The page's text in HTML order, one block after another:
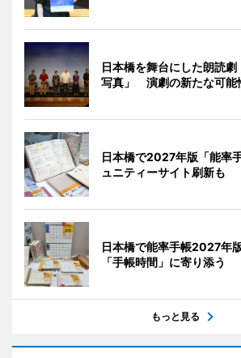
日本橋を舞台にした朗読
写真」 演劇の新たな可能
日本橋で2027年版「能率
ュニティーサイト刷新も
日本橋で能率手帳2027年
「手帳時間」に寄り添う
もっと見る